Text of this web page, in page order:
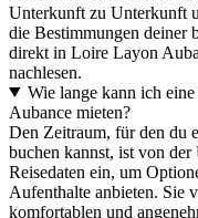
Unterkunft zu Unterkunft
die Bestimmungen deiner
direkt in Loire Layon
nachlesen.
Wie lange kann ich
Aubance mieten?
Den Zeitraum, für den du
buchen kannst, ist von
Reisedaten ein, um
Aufenthalte anbieten. Sie
komfortablen und